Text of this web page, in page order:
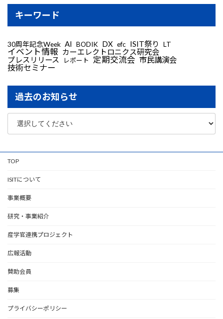
キーワード
30周年記念Week AI BODIK DX efc ISIT祭り LT
イベント情報 カーエレクトロニクス研究会
プレスリリース
レポート 定期交流会 市民講演会
技術セミナー
過去のお知らせ
TOP
ISITについて
事業概要
研究・事業紹介
産学官連携プロジェクト
広報活動
賛助会員
募集
プライバシーポリシー